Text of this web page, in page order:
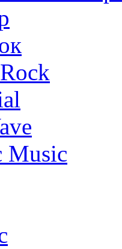
Music